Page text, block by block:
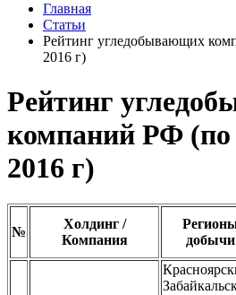
Главная
Статьи
Рейтинг угледобывающих
2016 г)
Рейтинг
компаний РФ (по
2016 г)
№
Холдинг /
Компания
добычи